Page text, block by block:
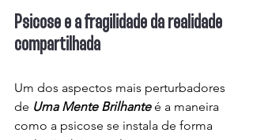
Psicose e a fragilidade da realidade
compartilhada
Um dos aspectos mais perturbadores
de Uma Mente Brilhante é a maneira
como a psicose se instala de forma